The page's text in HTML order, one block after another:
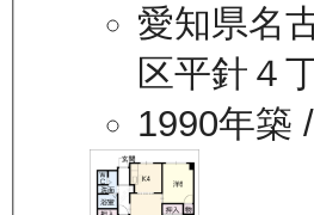
愛知県名
区平針４
1990年築